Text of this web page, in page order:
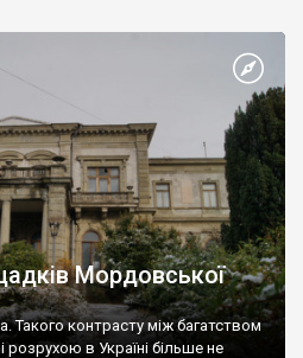
Мордовської
Такого контрасту між багатством
розрухою в Україні більше не